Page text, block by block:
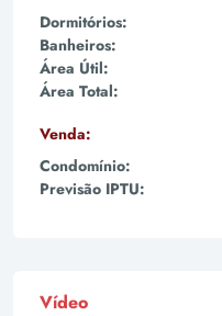
Dormitórios:
Banheiros:
Área Útil:
Área Total:
Venda:
Condomínio:
Previsão IPTU:
Vídeo